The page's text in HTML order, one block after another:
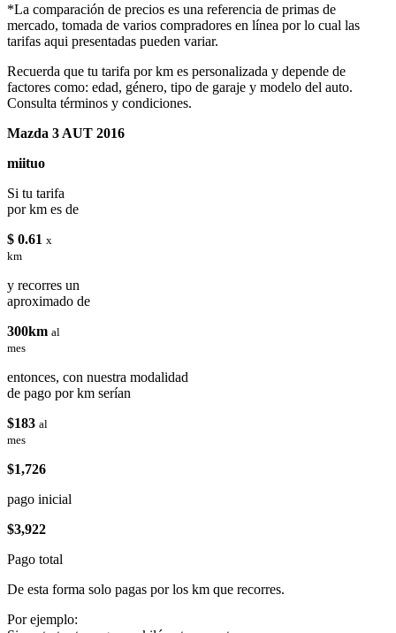
*La comparación de precios es una referencia de primas de
mercado, tomada de varios compradores en línea por lo cual las
tarifas aqui presentadas pueden variar.
Recuerda que tu tarifa por km es personalizada y depende de
factores como: edad, género, tipo de garaje y modelo del auto.
Consulta términos y condiciones.
Mazda 3 AUT 2016
miituo
Si tu tarifa
por km es de
$ 0.61 x
km
y recorres un
aproximado de
300km al
mes
entonces, con nuestra modalidad
de pago por km serían
$183 al
mes
$1,726
pago inicial
$3,922
Pago total
De esta forma solo pagas por los km que recorres.
Por ejemplo: